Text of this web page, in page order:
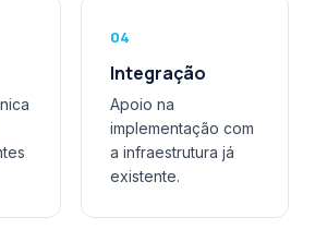
04
Integração
Apoio na
implementação com
a infraestrutura já
existente.